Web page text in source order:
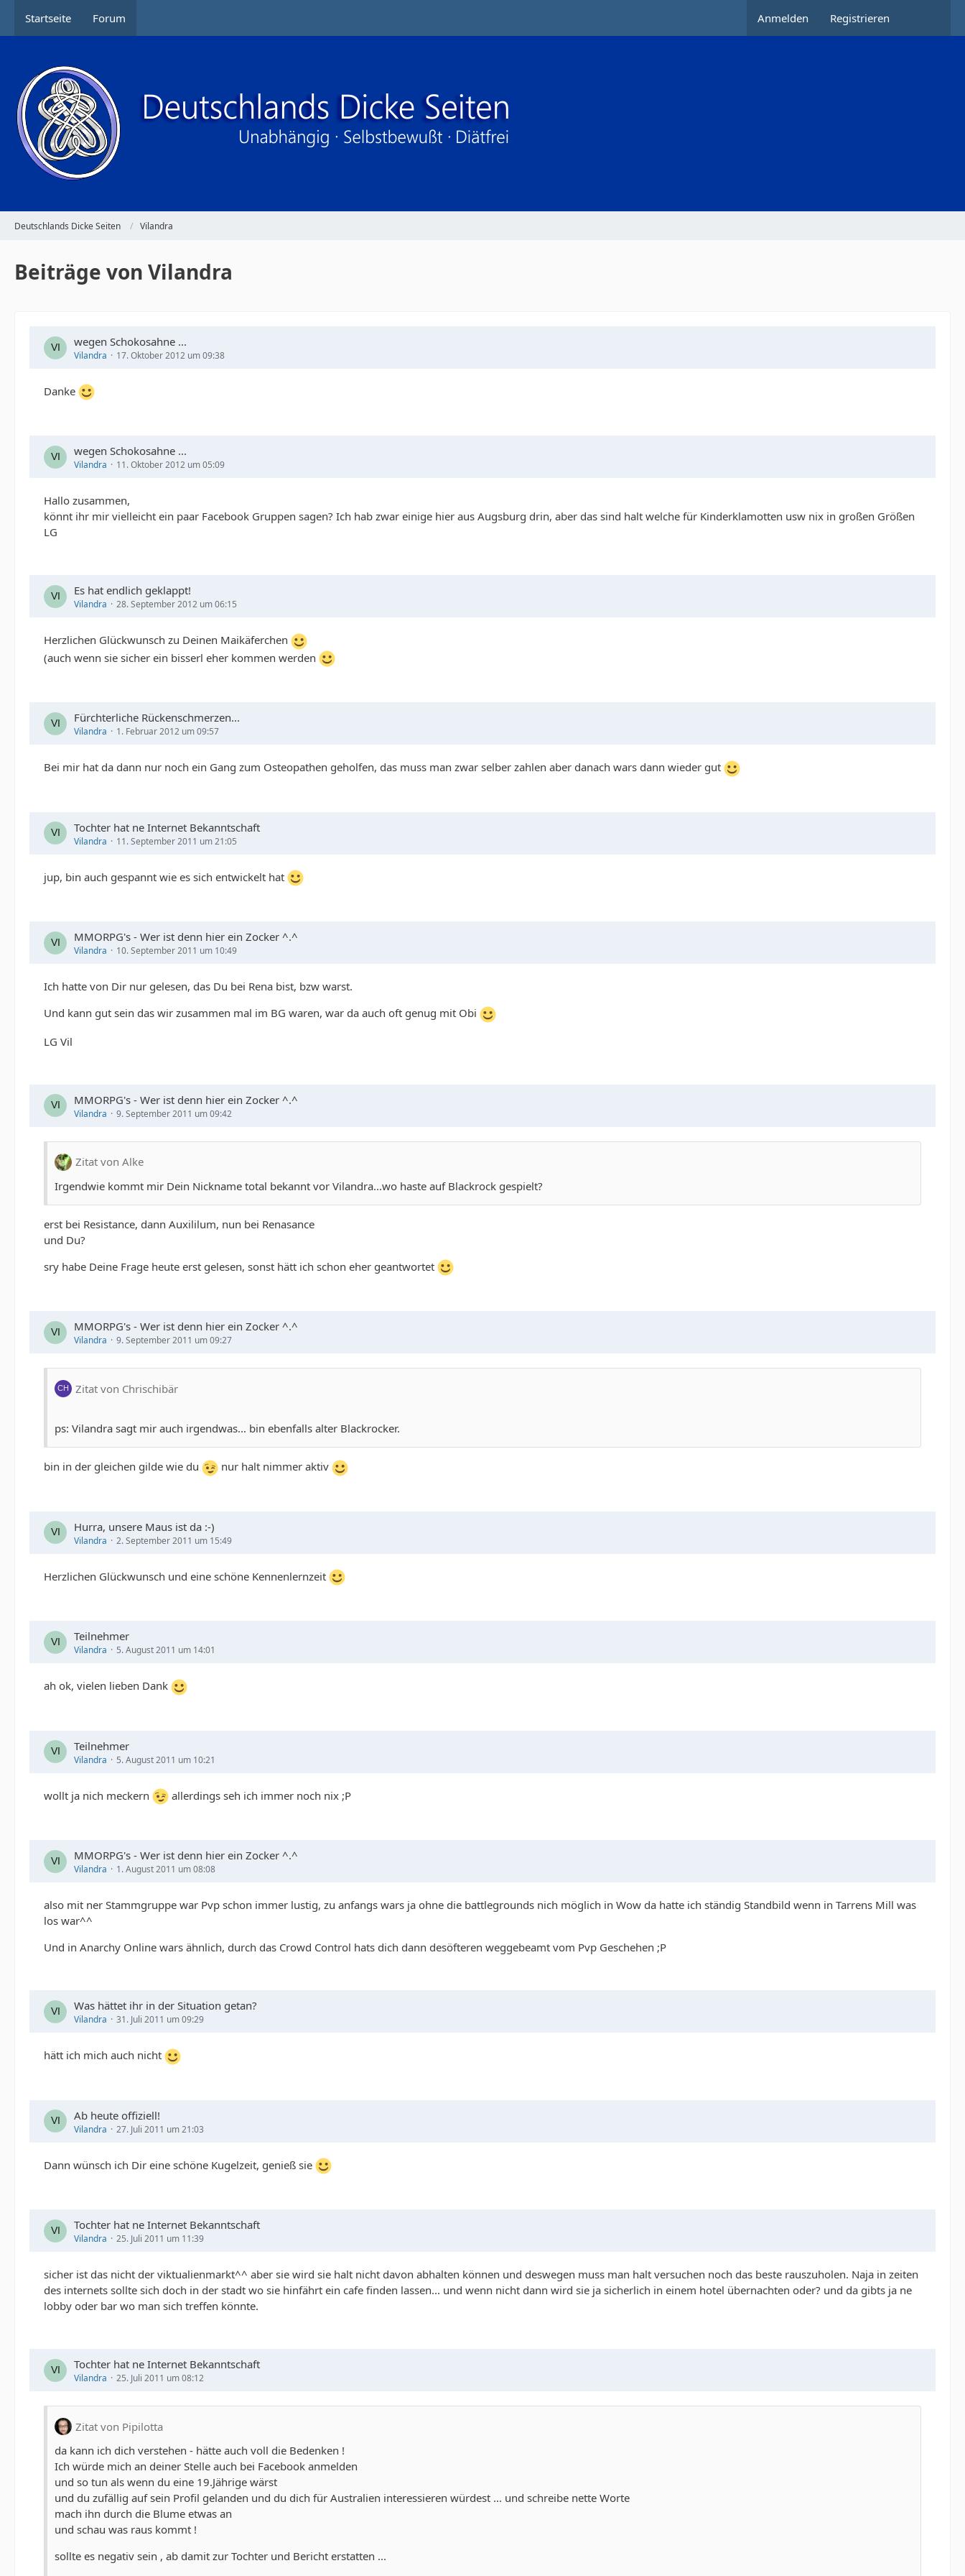
Startseite Forum Anmelden Registrieren
Deutschlands Dicke Seiten Vilandra
Beiträge von Vilandra
wegen Schokosahne ...
Vilandra 17. Oktober 2012 um 09:38
Danke
wegen Schokosahne ...
Vilandra 11. Oktober 2012 um 05:09
Hallo zusammen,
könnt ihr mir vielleicht ein paar Facebook Gruppen sagen? Ich hab zwar einige hier aus Augsburg drin, aber das sind halt welche für Kinderklamotten usw nix in großen Größen
LG
Es hat endlich geklappt!
Vilandra 28. September 2012 um 06:15
Herzlichen Glückwunsch zu Deinen Maikäferchen
(auch wenn sie sicher ein bisserl eher kommen werden
Fürchterliche Rückenschmerzen...
Vilandra 1. Februar 2012 um 09:57
Bei mir hat da dann nur noch ein Gang zum Osteopathen geholfen, das muss man zwar selber zahlen aber danach wars dann wieder gut
Tochter hat ne Internet Bekanntschaft
Vilandra 11. September 2011 um 21:05
jup, bin auch gespannt wie es sich entwickelt hat
MMORPG's - Wer ist denn hier ein Zocker ^.^
Vilandra 10. September 2011 um 10:49
Ich hatte von Dir nur gelesen, das Du bei Rena bist, bzw warst.
Und kann gut sein das wir zusammen mal im BG waren, war da auch oft genug mit Obi
LG Vil
MMORPG's - Wer ist denn hier ein Zocker ^.^
Vilandra 9. September 2011 um 09:42
Zitat von Alke
Irgendwie kommt mir Dein Nickname total bekannt vor Vilandra...wo haste auf Blackrock gespielt?
erst bei Resistance, dann Auxililum, nun bei Renasance
und Du?
sry habe Deine Frage heute erst gelesen, sonst hätt ich schon eher geantwortet
MMORPG's - Wer ist denn hier ein Zocker ^.^
Vilandra 9. September 2011 um 09:27
Zitat von Chrischibär
ps: Vilandra sagt mir auch irgendwas... bin ebenfalls alter Blackrocker.
bin in der gleichen gilde wie du nur halt nimmer aktiv
Hurra, unsere Maus ist da :-)
Vilandra 2. September 2011 um 15:49
Herzlichen Glückwunsch und eine schöne Kennenlernzeit
Teilnehmer
Vilandra 5. August 2011 um 14:01
ah ok, vielen lieben Dank
Teilnehmer
Vilandra 5. August 2011 um 10:21
wollt ja nich meckern allerdings seh ich immer noch nix ;P
MMORPG's - Wer ist denn hier ein Zocker ^.^
Vilandra 1. August 2011 um 08:08
also mit ner Stammgruppe war Pvp schon immer lustig, zu anfangs wars ja ohne die battlegrounds nich möglich in Wow da hatte ich ständig Standbild wenn in Tarrens Mill was
los war^^
Und in Anarchy Online wars ähnlich, durch das Crowd Control hats dich dann desöfteren weggebeamt vom Pvp Geschehen ;P
Was hättet ihr in der Situation getan?
Vilandra 31. Juli 2011 um 09:29
hätt ich mich auch nicht
Ab heute offiziell!
Vilandra 27. Juli 2011 um 21:03
Dann wünsch ich Dir eine schöne Kugelzeit, genieß sie
Tochter hat ne Internet Bekanntschaft
Vilandra 25. Juli 2011 um 11:39
sicher ist das nicht der viktualienmarkt^^ aber sie wird sie halt nicht davon abhalten können und deswegen muss man halt versuchen noch das beste rauszuholen. Naja in zeiten
des internets sollte sich doch in der stadt wo sie hinfährt ein cafe finden lassen... und wenn nicht dann wird sie ja sicherlich in einem hotel übernachten oder? und da gibts ja ne
lobby oder bar wo man sich treffen könnte.
Tochter hat ne Internet Bekanntschaft
Vilandra 25. Juli 2011 um 08:12
Zitat von Pipilotta
da kann ich dich verstehen - hätte auch voll die Bedenken !
Ich würde mich an deiner Stelle auch bei Facebook anmelden
und so tun als wenn du eine 19.Jährige wärst
und du zufällig auf sein Profil gelanden und du dich für Australien interessieren würdest ... und schreibe nette Worte
mach ihn durch die Blume etwas an
und schau was raus kommt !
sollte es negativ sein , ab damit zur Tochter und Bericht erstatten ...